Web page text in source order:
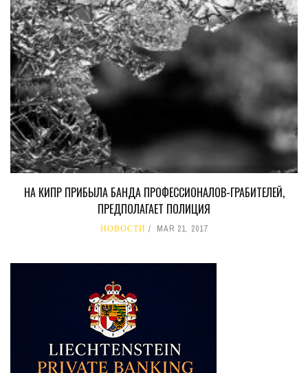
НА КИПР ПРИБЫЛА БАНДА ПРОФЕССИОНАЛОВ-ГРАБИТЕЛЕЙ,
ПРЕДПОЛАГАЕТ ПОЛИЦИЯ
НОВОСТИ MAR 21, 2017